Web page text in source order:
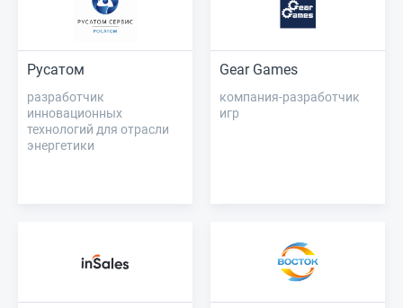
Русатом
разработчик
инновационных
технологий для отрасли
энергетики
Gear Games
компания-разработчик
игр